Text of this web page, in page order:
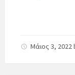
Μάιος 3, 2022